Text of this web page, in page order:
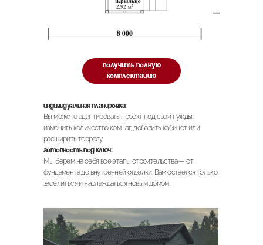
Индивидуальная планировка:
Вы можете адаптировать проект под свои нужды:
изменить количество комнат, добавить кабинет или
расширить террасу.
Готовность под ключ:
Мы берем на себя все этапы строительства — от
фундамента до внутренней отделки. Вам остается только
заселиться и наслаждаться новым домом.
получить полную
комплектацию